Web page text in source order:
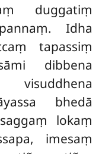
duggatiṃ
Idha
tapassiṃ
dibbena
bhedā
lokaṃ
imesaṃ